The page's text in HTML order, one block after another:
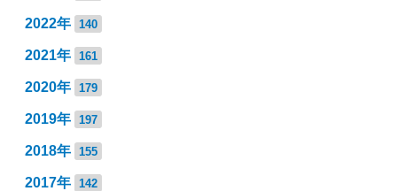
2022年 140
2021年 161
2020年 179
2019年 197
2018年 155
2017年 142